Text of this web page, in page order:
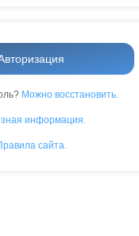
Можно восстановить.
информация.
сайта.